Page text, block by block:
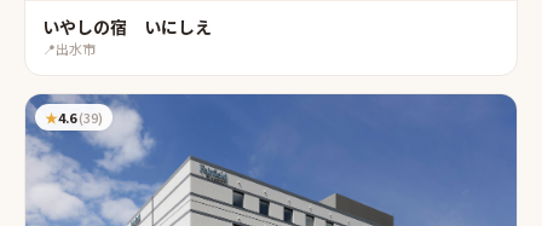
いやしの宿 いにしえ
📍出水市
★4.6(39)